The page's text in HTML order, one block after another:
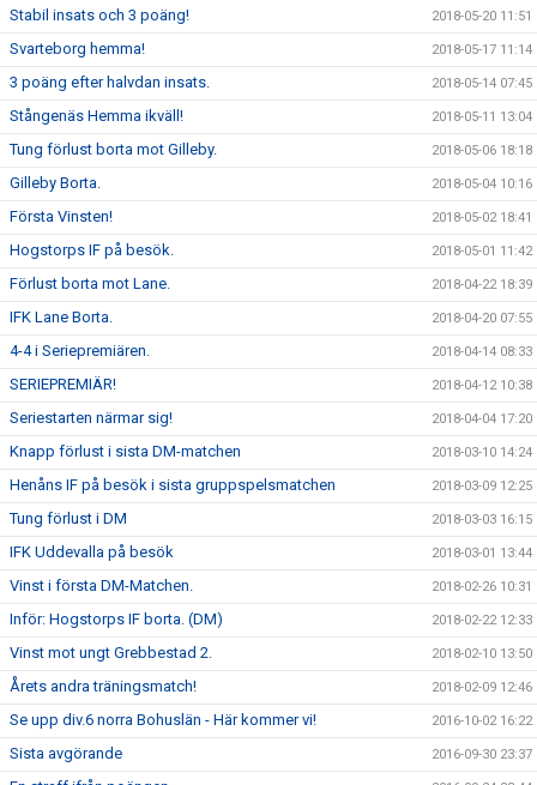
Stabil insats och 3 poäng! 2018-05-20 11:51
Svarteborg hemma! 2018-05-17 11:14
3 poäng efter halvdan insats. 2018-05-14 07:45
Stångenäs Hemma ikväll! 2018-05-11 13:04
Tung förlust borta mot Gilleby. 2018-05-06 18:18
Gilleby Borta. 2018-05-04 10:16
Första Vinsten! 2018-05-02 18:41
Hogstorps IF på besök. 2018-05-01 11:42
Förlust borta mot Lane. 2018-04-22 18:39
IFK Lane Borta. 2018-04-20 07:55
4-4 i Seriepremiären. 2018-04-14 08:33
SERIEPREMIÄR! 2018-04-12 10:38
Seriestarten närmar sig! 2018-04-04 17:20
Knapp förlust i sista DM-matchen 2018-03-10 14:24
Henåns IF på besök i sista gruppspelsmatchen 2018-03-09 12:25
Tung förlust i DM 2018-03-03 16:15
IFK Uddevalla på besök 2018-03-01 13:44
Vinst i första DM-Matchen. 2018-02-26 10:31
Inför: Hogstorps IF borta. (DM) 2018-02-22 12:33
Vinst mot ungt Grebbestad 2. 2018-02-10 13:50
Årets andra träningsmatch! 2018-02-09 12:46
Se upp div.6 norra Bohuslän - Här kommer vi! 2016-10-02 16:22
Sista avgörande 2016-09-30 23:37